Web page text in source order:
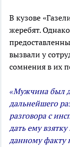
В кузове
жеребят.
вызвали у
сомнения в их
«Мужчина был
дальнейшего
разговора с
дать ему
данному факту